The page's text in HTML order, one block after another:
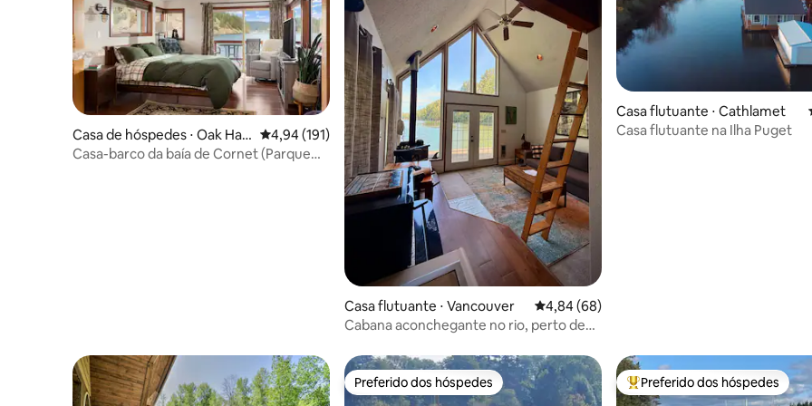
Casa de hóspedes ⋅ Oak Har
bor
4,94 de uma avaliação média de 5, 191 avaliações
4,94 (191)
Casa-barco da baía de Cornet (Parque
Casa flutuante ⋅ Vancouver 4,84 de uma avaliação média de 5, 68
4,84 (68)
Cabana aconchegante no rio, perto de
Casa flutuante ⋅ Cathlamet
Casa flutuante na Ilha Puget
Preferido dos hóspedes
Preferido dos hóspedes Entre os melhores preferidos
Preferido dos hóspedes